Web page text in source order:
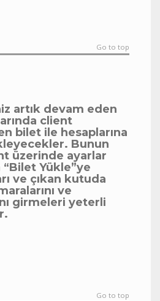
Go to top
artık devam eden
client
bilet ile hesaplarına
Bunun
üzerinde ayarlar
“Bilet Yükle”ye
ve çıkan kutuda
ve
girmeleri yeterli
Go to top